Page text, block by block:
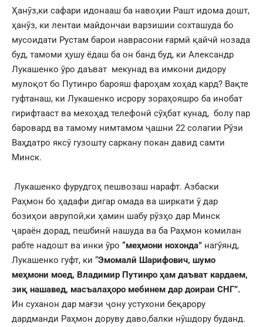
Ҳанӯз,ки сафари идонааш ба навоҳии Рашт идома дошт,
ҳанӯз, ки лентаи майдончаи варзишии сохташуда бо
мусоидати Рустам барои наврасони ғармӣ қайчӣ нозада
буд, тамоми ҳушу ёдаш ба он банд буд, ки Александр
Лукашенко ӯро даъват мекунад ва имкони дидору
мулоқот бо Путинро барояш фароҳам хоҳад кард? Вақте
гуфтанаш, ки Лукашенко исрору зораҳояшро ба инобат
гирифтааст ва мехоҳад телефонӣ сӯҳбат кунад, болу пар
баровард ва тамому нимтамом ҷашни 22 солагии Рӯзи
Ваҳдатро яксӯ гузошту саркану покан давид самти
Минск.
Лукашенко фурудгоҳ пешвозаш нарафт. Азбаски
Раҳмон бо ҳадафи дигар омада ва ширкати ӯ дар
бозиҳои аврупоӣ,ки ҳамин шабу рӯзҳо дар Минск
ҷараён дорад, пешбинӣ нашуда ва ба Раҳмон комилан
рабте надошт ва инки ӯро “меҳмони нохонда” нагӯянд,
Лукашенко гуфт, ки “Эмомалӣ Шарифович, шумо
меҳмони моед, Владимир Путинро ҳам даъват кардаем,
зиқ нашавед, масъалаҳоро мебинем дар доираи СНГ”.
Ин суханон дар мағзи ҷону устухони беқарору
дардманди Раҳмон доруву даво,балки нӯшдору буданд.